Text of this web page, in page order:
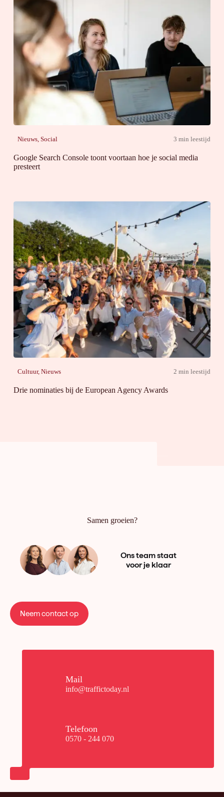
Nieuws, Social 3 min leestijd
Google Search Console toont voortaan hoe je social media
presteert
Cultuur, Nieuws 2 min leestijd
Drie nominaties bij de European Agency Awards
Samen groeien?
Ons team staat
voor je klaar
Neem contact op
Mail
info@traffictoday.nl
Telefoon
0570 - 244 070